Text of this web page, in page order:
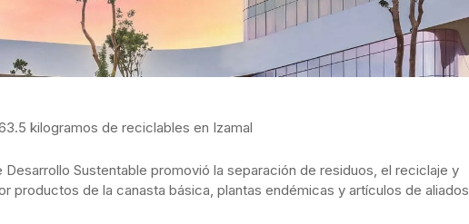
kilogramos de reciclables en Izamal
Desarrollo Sustentable promovió la separación de residuos, el reciclaje y
productos de la canasta básica, plantas endémicas y artículos de aliados